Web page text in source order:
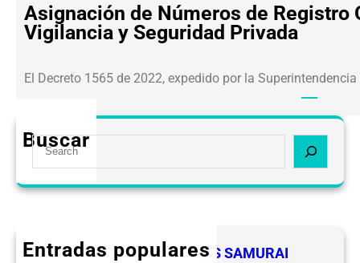
Asignación de Números de Registro
Vigilancia y Seguridad Privada
El Decreto 1565 de 2022, expedido por la
Buscar
S
a
h
Entradas populares
FELICIDADES A LOS LIDERES SAMURAI